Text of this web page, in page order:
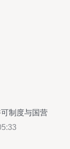
制度与国营